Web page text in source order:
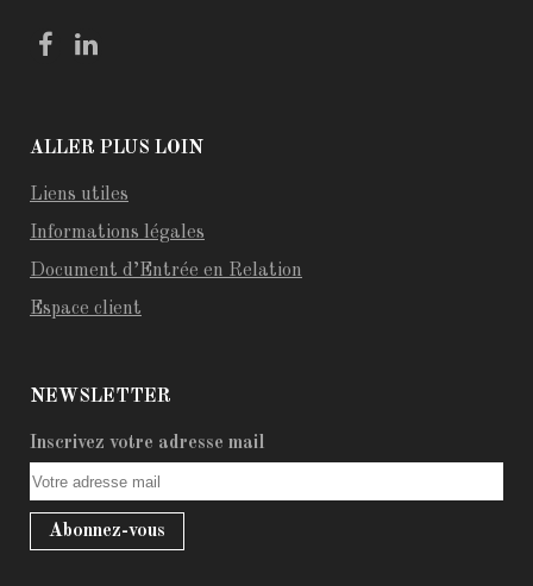
ALLER PLUS LOIN
Liens utiles
Informations légales
Document d’Entrée en Relation
Espace client
NEWSLETTER
Inscrivez votre adresse mail